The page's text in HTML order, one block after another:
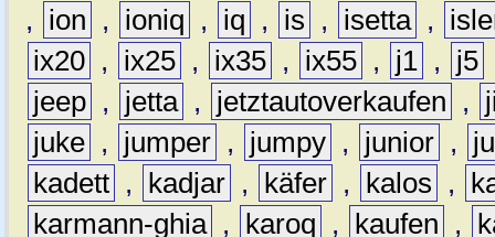
,
ion , ioniq , iq , is , isetta ,
ix20 , ix25 , ix35 , ix55 , j1 , j5
jeep , jetta , jetztautoverkaufen ,
juke , jumper , jumpy , junior ,
kadett , kadjar , käfer , kalos ,
karmann-ghia , karoq , kaufen ,